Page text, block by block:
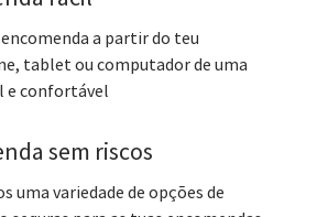
encomenda a partir do teu
tablet ou computador de uma
e confortável
sem riscos
uma variedade de opções de